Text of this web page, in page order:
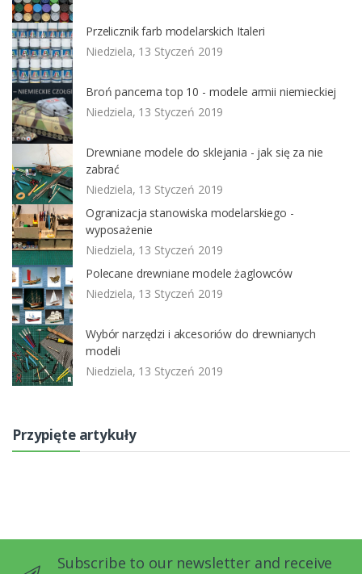
Przelicznik farb modelarskich Italeri
Niedziela, 13 Styczeń 2019
Broń pancerna top 10 - modele armii niemieckiej
Niedziela, 13 Styczeń 2019
Drewniane modele do sklejania - jak się za nie
zabrać
Niedziela, 13 Styczeń 2019
Ogranizacja stanowiska modelarskiego -
wyposażenie
Niedziela, 13 Styczeń 2019
Polecane drewniane modele żaglowców
Niedziela, 13 Styczeń 2019
Wybór narzędzi i akcesoriów do drewnianych
modeli
Niedziela, 13 Styczeń 2019
Przypięte artykuły
Subscribe to our newsletter and receive